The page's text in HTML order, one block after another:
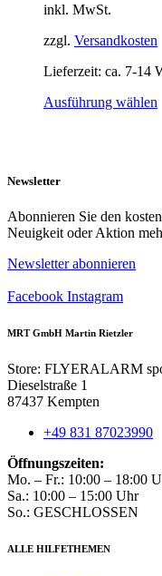
inkl. MwSt.
zzgl. Versandkosten
Lieferzeit: ca. 7-14
Ausführung wählen
Newsletter
Abonnieren Sie den
Neuigkeit oder Aktion
Newsletter abonnieren
Facebook Instagram
MRT GmbH Martin Rietzler
Store: FLYERALARM
Dieselstraße 1
87437 Kempten
+49 831 87023990
Öffnungszeiten:
Mo. – Fr.: 10:00 – 18:00
Sa.: 10:00 – 15:00 Uhr
So.: GESCHLOSSEN
ALLE HILFETHEMEN